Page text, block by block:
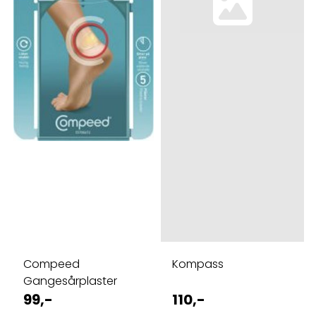
Compeed
Gangesårplaster
99,-
Kompass
110,-